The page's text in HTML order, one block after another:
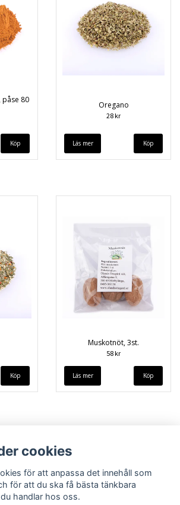
påse 80
Oregano
28 kr
Läs mer
Muskotnöt, 3st.
58 kr
Läs mer
cookies
för att anpassa det innehåll som
för att du ska få bästa tänkbara
handlar hos oss.